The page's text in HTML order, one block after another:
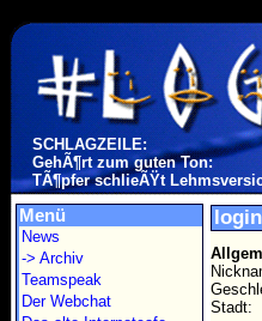
SCHLAGZEILE:
GehÃ¶rt zum guten Ton:
TÃ¶pfer schlieÃŸt
Menü
News
-> Archiv
Teamspeak
Der Webchat
Stadt: